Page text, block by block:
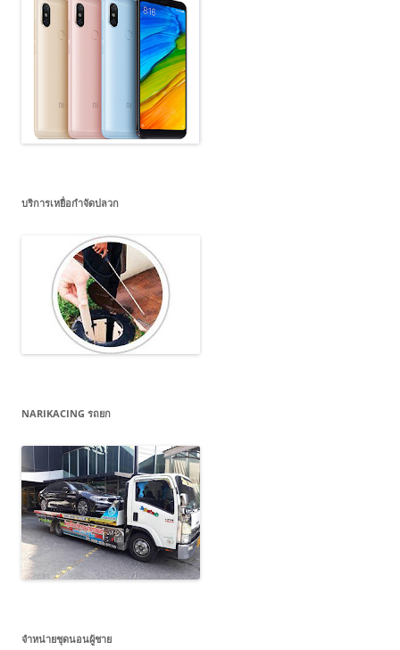
บริการเหยื่อกำจัดปลวก
NARIKACING รถยก
จำหน่ายชุดนอนผู้ชาย